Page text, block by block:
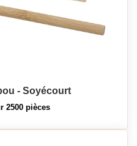
- Soyécourt
2500 pièces